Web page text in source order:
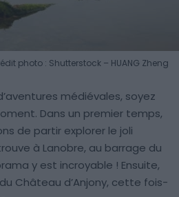
photo : Shutterstock – HUANG Zheng
médiévales, soyez
Dans un premier temps,
de partir explorer le joli
à Lanobre, au barrage du
y est incroyable ! Ensuite,
Château d’Anjony, cette fois-